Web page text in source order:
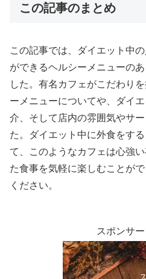
この記事のまとめ
この記事では、ダイエット中
ができるヘルシーメニューの
した。有名カフェがこだわり
ーメニューについてや、ダイ
介、そして店内の雰囲気やサ
た。ダイエット中に外食をす
て、このようなカフェは心強
た食事を気軽に楽しむことが
ください。
スポンサ